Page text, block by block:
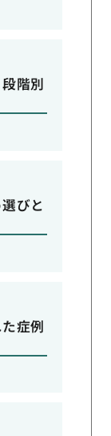
階別
びと
症例